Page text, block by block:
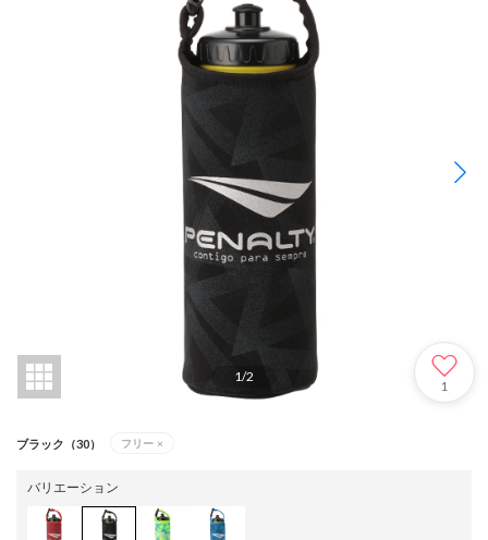
1/2
1
ブラック（30） フリー ×
バリエーション